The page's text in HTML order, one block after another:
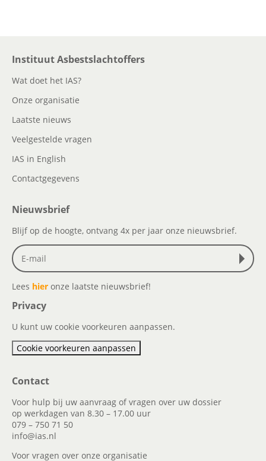
Instituut Asbestslachtoffers
Wat doet het IAS?
Onze organisatie
Laatste nieuws
Veelgestelde vragen
IAS in English
Contactgegevens
Nieuwsbrief
Blijf op de hoogte, ontvang 4x per jaar onze nieuwsbrief.
Lees hier onze laatste nieuwsbrief!
Privacy
U kunt uw cookie voorkeuren aanpassen.
Cookie voorkeuren aanpassen
Contact
Voor hulp bij uw aanvraag of vragen over uw dossier
op werkdagen van 8.30 – 17.00 uur
079 – 750 71 50
info@ias.nl
Voor vragen over onze organisatie